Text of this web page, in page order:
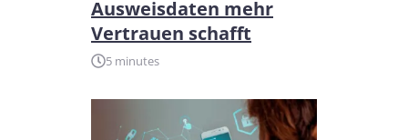
Ausweisdaten mehr
Vertrauen schafft
5 minutes